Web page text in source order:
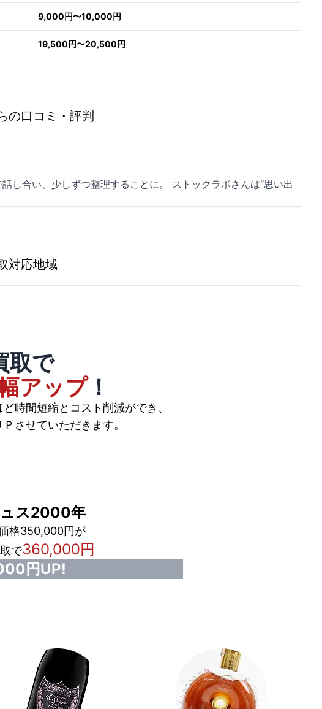
9,000円〜10,000円
19,500円〜20,500円
の口コミ・評判
し合い、少しずつ整理することに。 ストックラボさんは“思い出
対応地域
取で
アップ！
時間短縮とコスト削減ができ、
させていただきます。
ス2000年
格350,000円が
で360,000円
円UP!